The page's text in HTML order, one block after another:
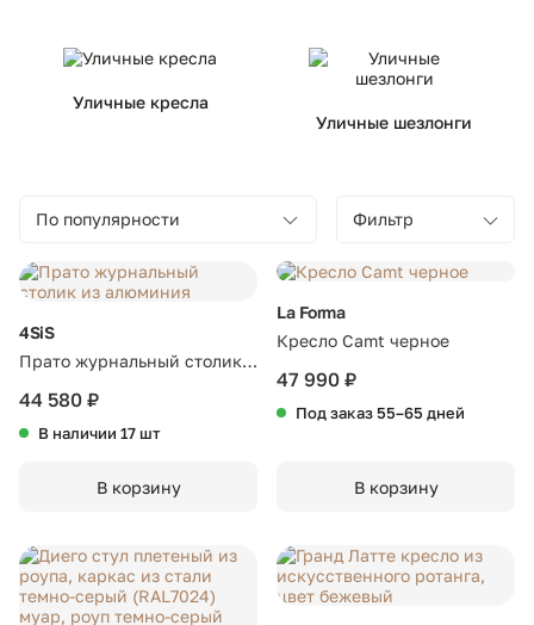
Уличные кресла
Уличные шезлонги
Фильтр
По популярности
4SiS
Прато журнальный столик
из алюминия
44 580 ₽
В наличии 17 шт
В корзину
La Forma
Кресло Camt черное
47 990 ₽
Под заказ 55–65 дней
В корзину